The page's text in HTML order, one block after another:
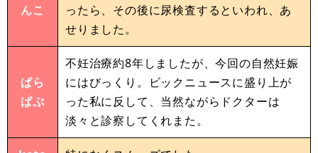
んこ
ったら、その後に尿検査するといわれ、あ
せりました。
ぱら
ぱぷ
不妊治療約8年しましたが、今回の自然妊娠
にはびっくり。ビックニュースに盛り上が
った私に反して、当然ながらドクターは
淡々と診察してくれまた。